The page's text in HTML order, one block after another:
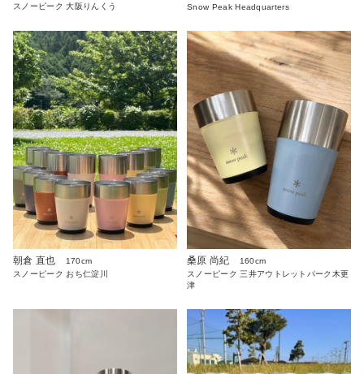
スノーピーク 大阪りんくう
Snow Peak Headquarters
朝倉 直也
170cm
スノーピーク おち仁淀川
桑原 尚紀
160cm
スノーピーク 三井アウトレットパーク木更
津